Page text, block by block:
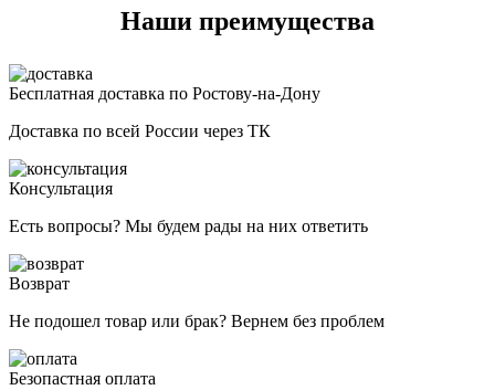
Наши преимущества
Бесплатная доставка по Ростову-на-Дону
Доставка по всей России через ТК
Консультация
Есть вопросы? Мы будем рады на них ответить
Возврат
Не подошел товар или брак? Вернем без проблем
Безопастная оплата